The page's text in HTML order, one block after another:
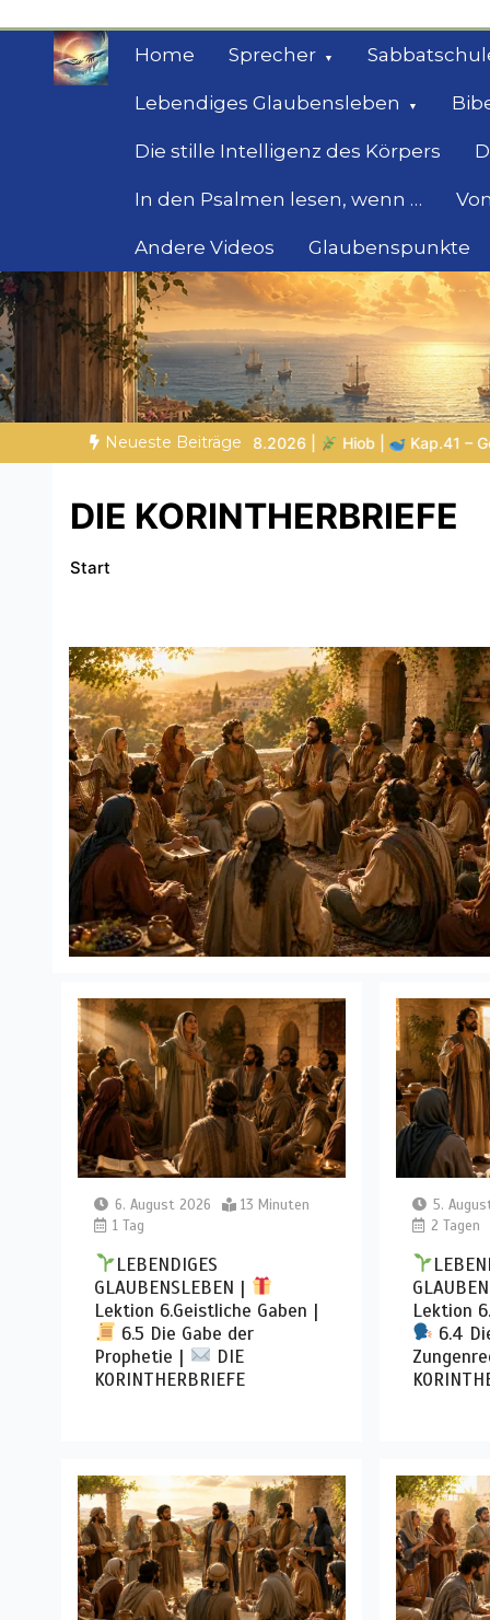
springen
Home Sprecher
Lebendiges Glaubensleben
Die stille Intelligenz des Körpers
In den Psalmen lesen, wenn …
Andere Videos Glaubenspunkte
Geheimnisse der
Biblische Einsichten für Menschen auf der
Neueste Beiträge
Kap.41 – Gott zeigt Hiob Leviathan SPUREN DER
DIE KORINTHERBRIEFE
Start
6. August 2026
13 Minuten
1 Tag
LEBENDIGES
GLAUBENSLEBEN |
Lektion 6.Geistliche Gaben |
6.5 Die Gabe der
Prophetie |
DIE
KORINTHERBRIEFE
5.
2 Tagen
Lektion
6.4